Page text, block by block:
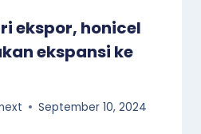
ekspor, honicel
ekspansi ke
September 10, 2024